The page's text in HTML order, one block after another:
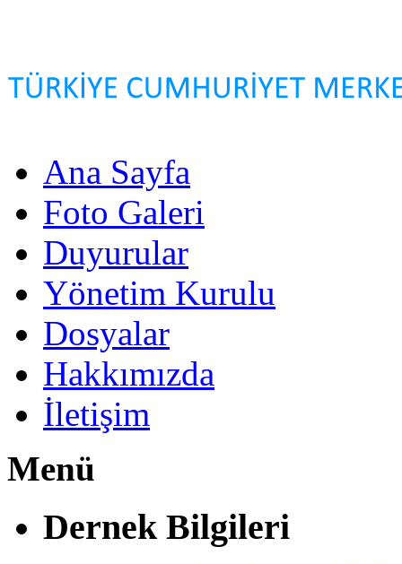
Ana Sayfa
Foto Galeri
Duyurular
Yönetim Kurulu
Dosyalar
Hakkımızda
İletişim
Menü
Dernek Bilgileri